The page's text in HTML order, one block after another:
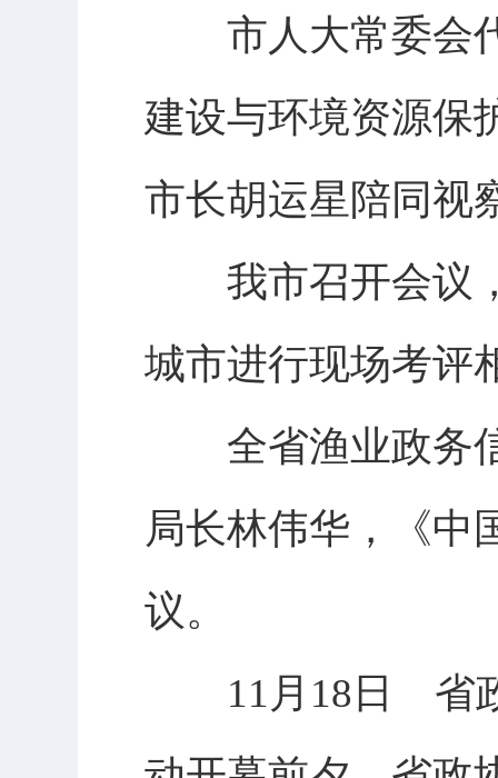
市人大常委会代
建设与环境资源保
市长胡运星陪同视
我市召开会议，
城市进行现场考评
全省渔业政务信
局长林伟华，《中
议。
11月18日 省政